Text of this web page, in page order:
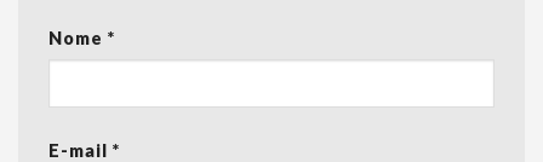
Nome *
E-mail *